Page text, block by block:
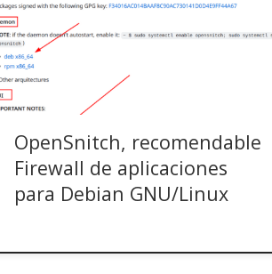
una aplicación que para mi se ha hecho
imprescindible para mi. Hablo de OpenSnitch, un
Firewall de aplicaciones para sistemas GNU/Linux
que está basado en Little Snitch y escrito en
Python. Una […]
OpenSnitch, recomendable
Firewall de aplicaciones
para Debian GNU/Linux